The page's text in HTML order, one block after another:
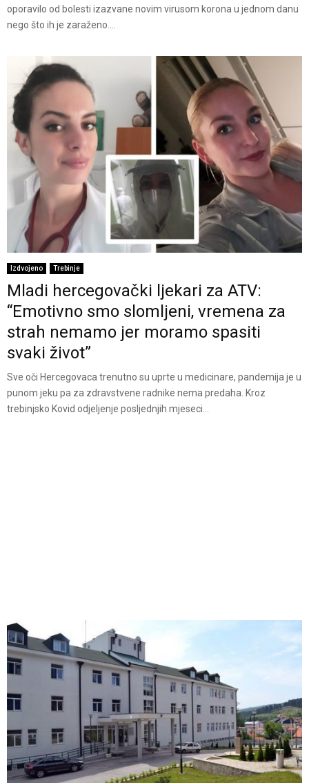
oporavilo od bolesti izazvane novim virusom korona u jednom danu
nego što ih je zaraženo....
Izdvojeno Trebinje
Mladi hercegovački ljekari za ATV:
“Emotivno smo slomljeni, vremena za
strah nemamo jer moramo spasiti
svaki život”
Sve oči Hercegovaca trenutno su uprte u medicinare, pandemija je u
punom jeku pa za zdravstvene radnike nema predaha. Kroz
trebinjsko Kovid odjeljenje posljednjih mjeseci...